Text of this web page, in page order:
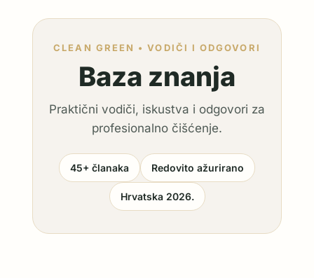
CLEAN GREEN • VODIČI I ODGOVORI
Baza znanja
Praktični vodiči, iskustva i odgovori za
profesionalno čišćenje.
45+ članaka Redovito ažurirano
Hrvatska 2026.